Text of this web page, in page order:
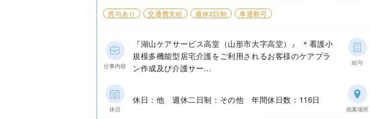
賞与あり 交通費支給 週休2日制 車通勤可
仕事内容
『湖山ケアサービス高堂（山形市大字高堂）』 ＊看護小
規模多機能型居宅介護をご利用されるお客様のケアプラ
ン作成及び介護サー...
給与
休日
休日：他 週休二日制：その他 年間休日数：116日
就業場所